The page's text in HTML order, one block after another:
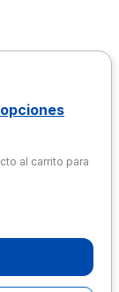
al carrito para